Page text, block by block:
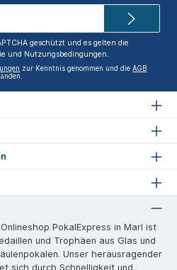
geschützt und es gelten die
und Nutzungsbedingungen.
zur Kenntnis genommen und dieAGB
PokalExpress in Marl ist
und Trophäen aus Glas und
Unser herausragender
sich durch Schnelligkeit und